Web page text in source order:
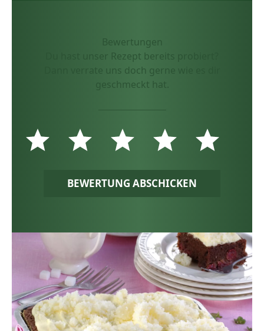
Bewertungen
Du hast unser Rezept bereits probiert?
Dann verrate uns doch gerne wie es dir
geschmeckt hat.
BEWERTUNG ABSCHICKEN